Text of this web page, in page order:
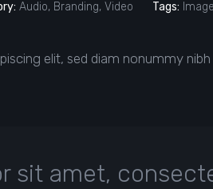
Audio, Branding, Video Tags: Image
elit, sed diam nonummy
sit amet,